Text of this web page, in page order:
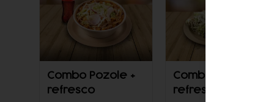
Combo Pozole +
refresco
Combo Flautas +
refresco